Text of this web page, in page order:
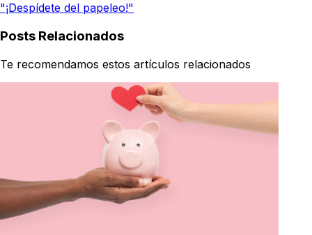
"¡Despídete del papeleo!"
Posts Relacionados
Te recomendamos estos artículos relacionados